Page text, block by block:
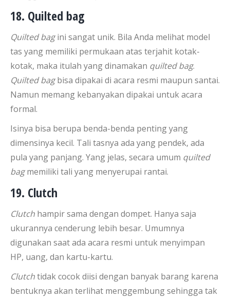
18. Quilted bag
Quilted bagini sangat unik. Bila Anda melihat model
tas yang memiliki permukaan atas terjahit kotak-
kotak, maka itulah yang dinamakan quilted bag.
Quilted bagbisa dipakai di acara resmi maupun santai.
Namun memang kebanyakan dipakai untuk acara
formal.
Isinya bisa berupa benda-benda penting yang
dimensinya kecil. Tali tasnya ada yang pendek, ada
pula yang panjang. Yang jelas, secara umum quilted
bagmemiliki tali yang menyerupai rantai.
19. Clutch
Clutch hampir sama dengan dompet. Hanya saja
ukurannya cenderung lebih besar. Umumnya
digunakan saat ada acara resmi untuk menyimpan
HP, uang, dan kartu-kartu.
Clutchtidak cocok diisi dengan banyak barang karena
bentuknya akan terlihat menggembung sehingga tak